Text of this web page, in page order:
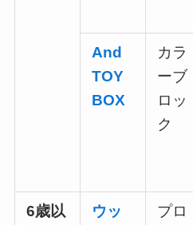
And
TOY
BOX
カラ
ーブ
ロッ
ク
6歳以
ウッ
プロ